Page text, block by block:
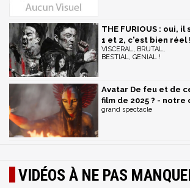
THE FURIOUS : oui,
1 et 2, c'est bien réel
VISCERAL, BRUTAL,
BESTIAL, GENIAL !
Avatar De feu et de
film de 2025 ? - notre
grand spectacle
VIDÉOS À NE PAS